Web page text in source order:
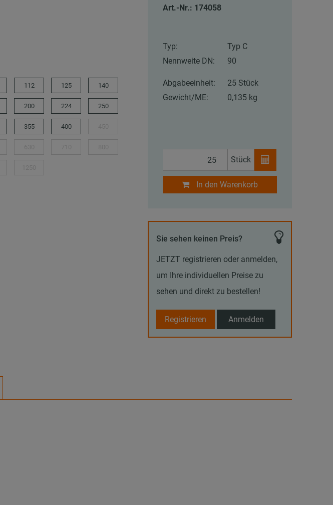
112 125 140
200 224 250
355 400
Art.-Nr.: 174058
Typ:
Typ C
Nennweite DN:
90
Abgabeeinheit:
25 Stück
Gewicht/ME:
0,135 kg
Stück
In den Warenkorb
Sie sehen keinen Preis?
JETZT registrieren oder anmelden,
um Ihre individuellen Preise zu
sehen und direkt zu bestellen!
Registrieren Anmelden